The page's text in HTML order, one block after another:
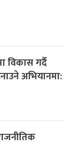
विकास गर्दै
अभियानमा: